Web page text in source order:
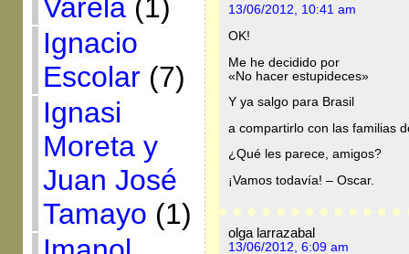
Varela(1)
Ignacio
Escolar(7)
Ignasi
Moreta y
Juan José
Tamayo (1)
13/06/2012, 10:41 am
OK!
Me he decidido por
«No hacer estupideces»
Y ya salgo para Brasil
a compartirlo con las familias
¿Qué les parece, amigos?
¡Vamos todavía! – Oscar.
olga larrazabal
13/06/2012, 6:09 am